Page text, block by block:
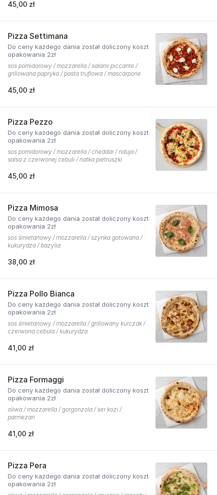
45,00 zł
Pizza Settimana
Do ceny każdego dania został doliczony koszt
opakowania 2zł
sos pomidorowy / mozzarella / salami piccante /
grillowana papryka / pasta truflowa / mascarpone
45,00 zł
Pizza Pezzo
Do ceny każdego dania został doliczony koszt
opakowania 2zł
sos pomidorowy / mozzarella / cheddar / nduja /
salsa z czerwonej cebuli / natka pietruszki
45,00 zł
Pizza Mimosa
Do ceny każdego dania został doliczony koszt
opakowania 2zł
sos śmietanowy / mozzarella / szynka gotowana /
kukurydza / bazylia
38,00 zł
Pizza Pollo Bianca
Do ceny każdego dania został doliczony koszt
opakowania 2zł
sos śmietanowy / mozzarella / grillowany kurczak /
czerwona cebula / kukurydza
41,00 zł
Pizza Formaggi
Do ceny każdego dania został doliczony koszt
opakowania 2zł
oliwa / mozzarella / gorgonzola / ser kozi /
parmezan
41,00 zł
Pizza Pera
Do ceny każdego dania został doliczony koszt
opakowania 2zł